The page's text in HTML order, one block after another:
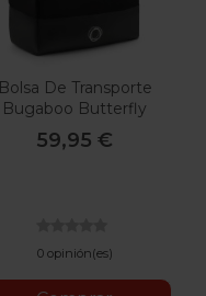
Bolsa De Transporte
Bugaboo Butterfly
59,95 €
0 opinión(es)